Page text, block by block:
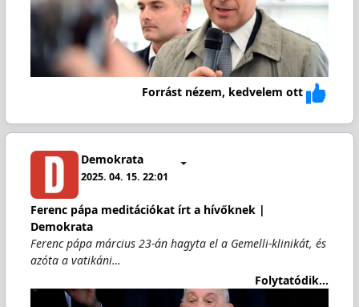
Forrást nézem, kedvelem ott
Demokrata
2025. 04. 15. 22:01
Ferenc pápa meditációkat írt a hívőknek |
Demokrata
Ferenc pápa március 23-án hagyta el a Gemelli-klinikát, és
azóta a vatikáni…
Folytatódik...